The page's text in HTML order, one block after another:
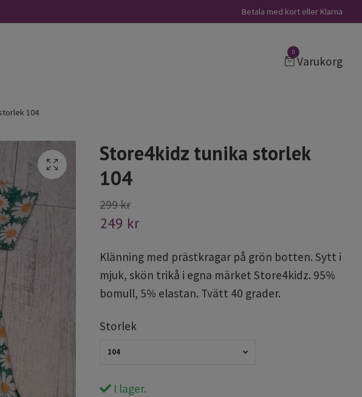
Betala med kort eller Klarna
0
Varukorg
104
Store4kidz tunika storlek
104
299 kr
249 kr
Klänning med prästkragar på grön botten. Sytt i
mjuk, skön trikå i egna märket Store4kidz. 95%
bomull, 5% elastan. Tvätt 40 grader.
Storlek
104
I lager.